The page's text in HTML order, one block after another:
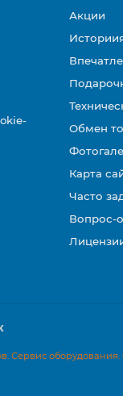
Акции
Обмен
Карта
Часто
Вопрос-
Сервис оборудования.